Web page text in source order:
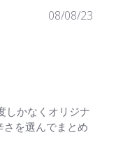
しかなくオリジナ
を選んでまとめ
公
08/08/23